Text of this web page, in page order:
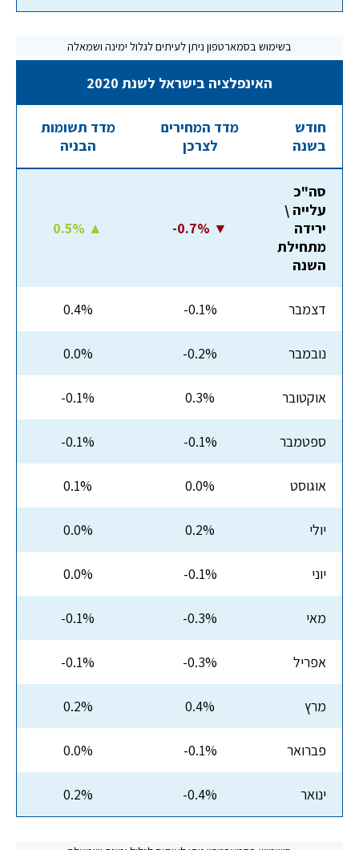
האינפלציה בישראל לשנת 2020
חודש
בשנה
מדד המחירים
לצרכן
מדד תשומות
הבניה
סה"כ
עלייה \
ירידה
מתחילת
השנה
-0.7% ▼
0.5% ▲
דצמבר -0.1%
0.4%
נובמבר -0.2%
0.0%
אוקטובר 0.3%
-0.1%
ספטמבר -0.1%
-0.1%
אוגוסט 0.0%
0.1%
יולי 0.2%
0.0%
יוני -0.1%
0.0%
מאי -0.3%
-0.1%
אפריל -0.3%
-0.1%
מרץ 0.4%
0.2%
פברואר -0.1%
0.0%
ינואר -0.4%
0.2%